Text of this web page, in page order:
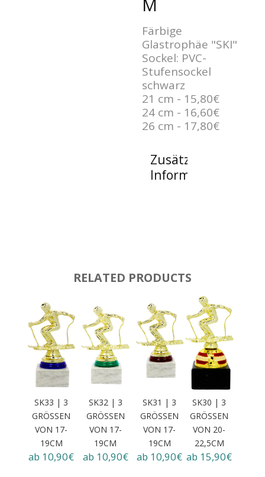
Färbige
Glastrophäe "SKI"
Sockel: PVC-
Stufensockel
schwarz
21 cm - 15,80€
24 cm - 16,60€
26 cm - 17,80€
Zusätzliche
Informationen
RELATED PRODUCTS
SK33 | 3
GRÖSSEN
VON 17-1
9CM
ab 10,90€
SK32 | 3
GRÖSSEN
VON 17-1
9CM
ab 10,90€
SK31 | 3
GRÖSSEN
VON 17-1
9CM
ab 10,90€
SK30 | 3
GRÖSSEN
VON 20-2
2,5CM
ab 15,90€